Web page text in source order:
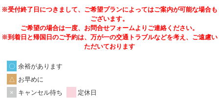
※受付終了日につきまして、ご希望プランによってはご案内が可能な場合も
ございます。
ご希望の場合は一度、お問合せフォームよりご連絡ください。
※到着日と帰国日のご予約は、万が一の交通トラブルなどを考え、ご遠慮い
ただいております
余裕があります
お早めに
キャンセル待ち
定休日